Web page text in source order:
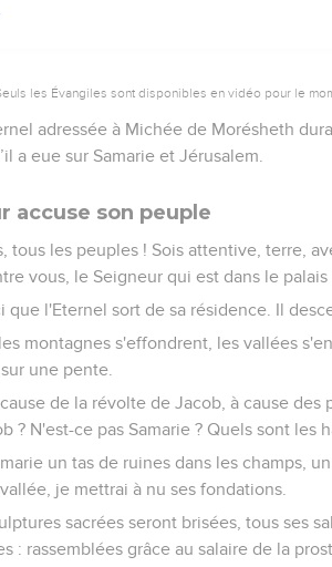
les Évangiles sont disponibles en vidéo pour le
adressée à Michée de Morésheth
a eue sur Samarie et Jérusalem.
accuse son peuple
tous les peuples ! Sois attentive, terre,
vous, le Seigneur qui est dans le palais
que l'Eternel sort de sa résidence. Il
montagnes s'effondrent, les vallées
une pente.
de la révolte de Jacob, à cause
? N'est-ce pas Samarie ? Quels sont les
un tas de ruines dans les champs,
je mettrai à nu ses fondations.
sacrées seront brisées, tous ses
: rassemblées grâce au salaire de la